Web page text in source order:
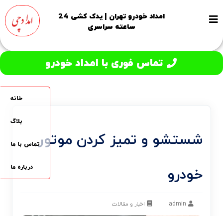
امداد خودرو تهران | یدک کشی 24
ساعته سراسری
تماس فوری با امداد خودرو
خانه
بلاگ
تماس با ما
درباره ما
شستشو و تمیز کردن موتور
خودرو
اخبار و مقالات